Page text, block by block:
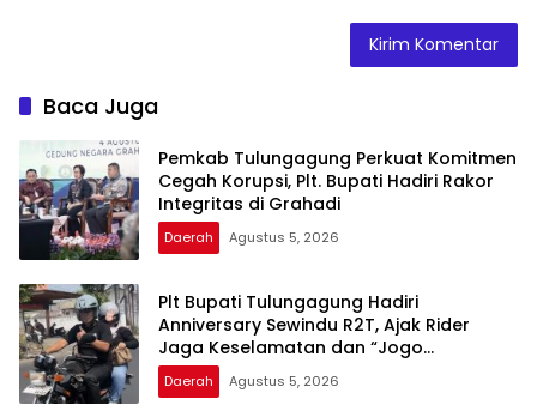
Baca Juga
Pemkab Tulungagung Perkuat Komitmen
Cegah Korupsi, Plt. Bupati Hadiri Rakor
Integritas di Grahadi
Daerah Agustus 5, 2026
Plt Bupati Tulungagung Hadiri
Anniversary Sewindu R2T, Ajak Rider
Jaga Keselamatan dan “Jogo
Tulungagung”
Daerah Agustus 5, 2026